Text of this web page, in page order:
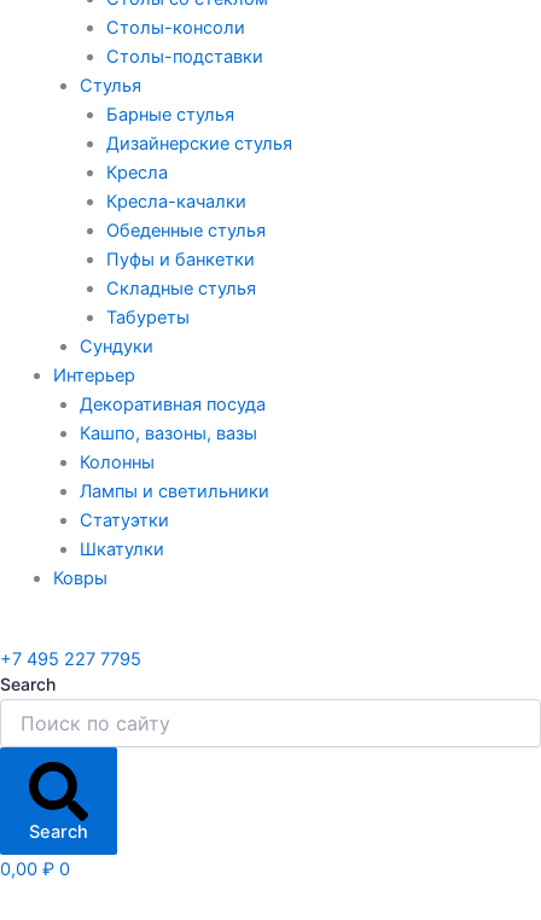
Столы-консоли
Столы-подставки
Стулья
Барные стулья
Дизайнерские стулья
Кресла
Кресла-качалки
Обеденные стулья
Пуфы и банкетки
Складные стулья
Табуреты
Сундуки
Интерьер
Декоративная посуда
Кашпо, вазоны, вазы
Колонны
Лампы и светильники
Статуэтки
Шкатулки
Ковры
+7 495 227 7795
Search
Search
0,00 ₽ 0